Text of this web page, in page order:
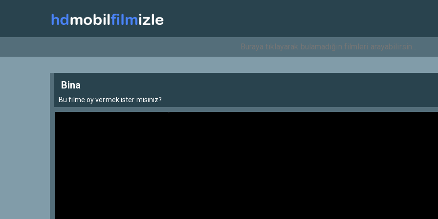
Bina
Bu filme oy vermek ister misiniz?